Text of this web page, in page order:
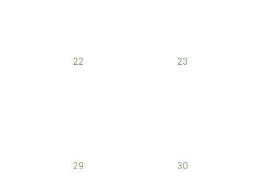
0
22
0
23
0
29
0
30